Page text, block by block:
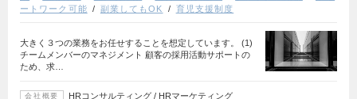
ートワーク可能
副業してもOK 育児支援制度
大きく３つの業務をお任せすることを想定しています。 (1)
チームメンバーのマネジメント 顧客の採用活動サポートの
ため、求…
会社概要 HRコンサルティング / HRマーケティング